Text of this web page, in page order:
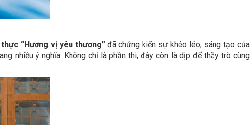
“Hương vị yêu thương”đã chứng kiến sự khéo léo, sáng tạo của
nhiều ý nghĩa. Không chỉ là phần thi, đây còn là dịp để thầy trò cùng